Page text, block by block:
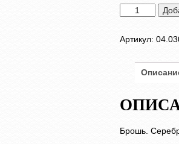
Количество
товара
Артикул:
Брошь.